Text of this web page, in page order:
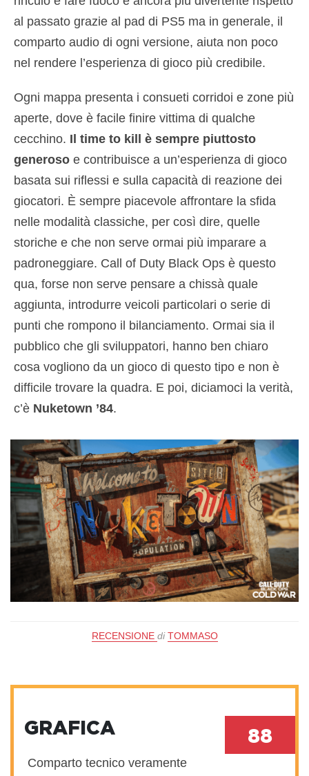
al passato grazie al pad di PS5 ma in generale, il
comparto audio di ogni versione, aiuta non poco
nel rendere l’esperienza di gioco più credibile.
Ogni mappa presenta i consueti corridoi e zone più
aperte, dove è facile finire vittima di qualche
cecchino. Il time to kill è sempre piuttosto
generoso e contribuisce a un’esperienza di gioco
basata sui riflessi e sulla capacità di reazione dei
giocatori. È sempre piacevole affrontare la sfida
nelle modalità classiche, per così dire, quelle
storiche e che non serve ormai più imparare a
padroneggiare. Call of Duty Black Ops è questo
qua, forse non serve pensare a chissà quale
aggiunta, introdurre veicoli particolari o serie di
punti che rompono il bilanciamento. Ormai sia il
pubblico che gli sviluppatori, hanno ben chiaro
cosa vogliono da un gioco di questo tipo e non è
difficile trovare la quadra. E poi, diciamoci la verità,
c’è Nuketown ’84.
RECENSIONE di TOMMASO
GRAFICA
Comparto tecnico veramente
88